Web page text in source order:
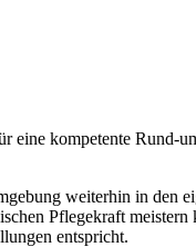
kompetente Rund-
weiterhin in den
Pflegekraft
entspricht.